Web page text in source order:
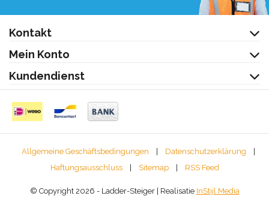
Kontakt
Mein Konto
Kundendienst
Allgemeine Geschäftsbedingungen Datenschutzerklärung
Haftungsausschluss
Sitemap RSS Feed
© Copyright 2026 - Ladder-Steiger | Realisatie InStijl Media